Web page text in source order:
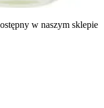
w naszym sklepie